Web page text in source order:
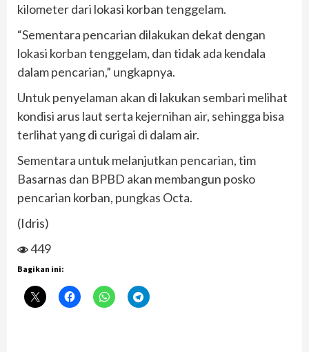
kilometer dari lokasi korban tenggelam.
“Sementara pencarian dilakukan dekat dengan
lokasi korban tenggelam, dan tidak ada kendala
dalam pencarian,” ungkapnya.
Untuk penyelaman akan di lakukan sembari melihat
kondisi arus laut serta kejernihan air, sehingga bisa
terlihat yang di curigai di dalam air.
Sementara untuk melanjutkan pencarian, tim
Basarnas dan BPBD akan membangun posko
pencarian korban, pungkas Octa.
(Idris)
449
Bagikan ini: